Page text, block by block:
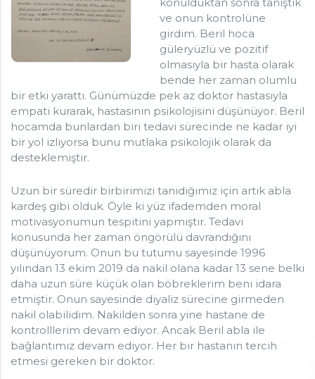
İç Hastalıkları ve Nefroloji Uzmanı
Klinik: +90505 057 53 56
Neorama Kat: 15 Daire: 70 Söğütözü 06510 Çankaya /
ve onun kontrolüne
girdim. Beril hoca
güleryüzlü ve pozitif
olmasıyla bir hasta olarak
bende her zaman olumlu
bir etki yarattı. Günümüzde pek az doktor hastasıyla
empati kurarak, hastasının psikolojisini düşünüyor. Beril
hocamda bunlardan biri tedavi sürecinde ne kadar iyi
bir yol izliyorsa bunu mutlaka psikolojik olarak da
desteklemiştir.
Uzun bir süredir birbirimizi tanıdığımız için artık abla
kardeş gibi olduk. Öyle ki yüz ifademden moral
motivasyonumun tespitini yapmıştır. Tedavi
konusunda her zaman öngörülü davrandığını
düşünüyorum. Onun bu tutumu sayesinde 1996
yılından 13 ekim 2019 da nakil olana kadar 13 sene belki
daha uzun süre küçük olan böbreklerim beni idara
etmiştir. Onun sayesinde diyaliz sürecine girmeden
nakil olabilidim. Nakilden sonra yine hastane de
kontrolllerim devam ediyor. Ancak Beril abla ile
bağlantımız devam ediyor. Her bir hastanın tercih
etmesi gereken bir doktor.